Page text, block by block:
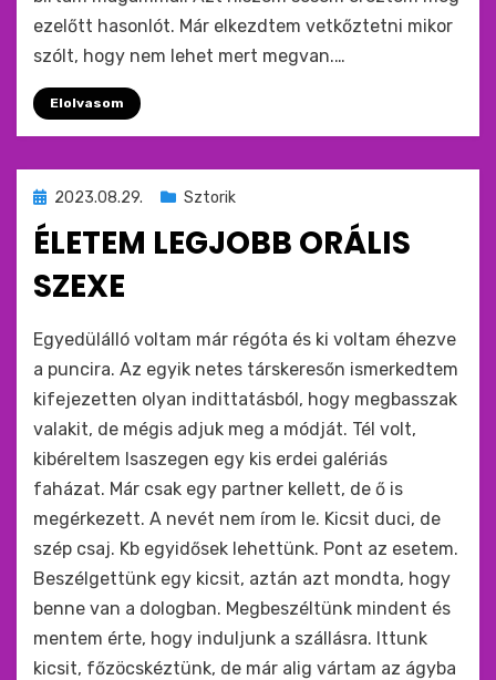
ezelőtt hasonlót. Már elkezdtem vetkőztetni mikor
szólt, hogy nem lehet mert megvan.…
Elolvasom
Beküldve
ide
2023.08.29. Sztorik
ÉLETEM LEGJOBB ORÁLIS
SZEXE
monkey
Egyedülálló voltam már régóta és ki voltam éhezve
a puncira. Az egyik netes társkeresőn ismerkedtem
kifejezetten olyan indittatásból, hogy megbasszak
valakit, de mégis adjuk meg a módját. Tél volt,
kibéreltem Isaszegen egy kis erdei galériás
faházat. Már csak egy partner kellett, de ő is
megérkezett. A nevét nem írom le. Kicsit duci, de
szép csaj. Kb egyidősek lehettünk. Pont az esetem.
Beszélgettünk egy kicsit, aztán azt mondta, hogy
benne van a dologban. Megbeszéltünk mindent és
mentem érte, hogy induljunk a szállásra. Ittunk
kicsit, főzöcskéztünk, de már alig vártam az ágyba